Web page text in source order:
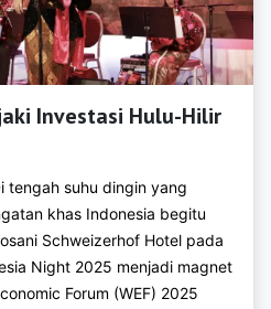
Investasi Hulu-Hilir
tengah suhu dingin yang
khas Indonesia begitu
Schweizerhof Hotel pada
Night 2025 menjadi magnet
Forum (WEF) 2025